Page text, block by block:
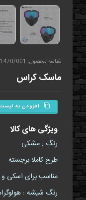
شناسه محصول: 1470/001
ماسک کراس
افزودن به
ویژگی های کالا
رنگ : مشکی
طرح کاملا برجسته
مناسب برای اسکی و
رنگ شیشه :